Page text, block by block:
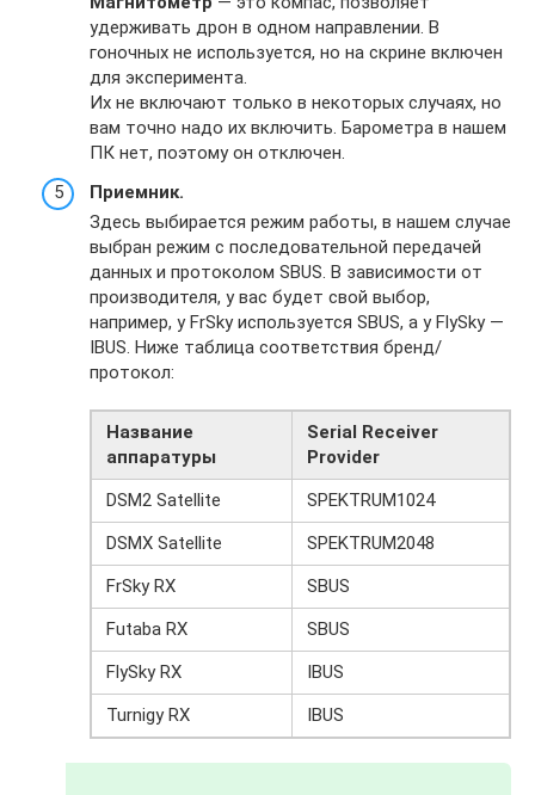
удерживать дрон в одном направлении. В
гоночных не используется, но на скрине включен
для эксперимента.
Их не включают только в некоторых случаях, но
вам точно надо их включить. Барометра в нашем
ПК нет, поэтому он отключен.
Приемник.
Здесь выбирается режим работы, в нашем случае
выбран режим с последовательной передачей
данных и протоколом SBUS. В зависимости от
производителя, у вас будет свой выбор,
например, у FrSky используется SBUS, а у FlySky —
IBUS. Ниже таблица соответствия бренд/
протокол:
Название
аппаратуры
Serial Receiver
Provider
DSM2 Satellite
SPEKTRUM1024
DSMX Satellite
SPEKTRUM2048
FrSky RX
SBUS
Futaba RX
SBUS
FlySky RX
IBUS
Turnigy RX
IBUS